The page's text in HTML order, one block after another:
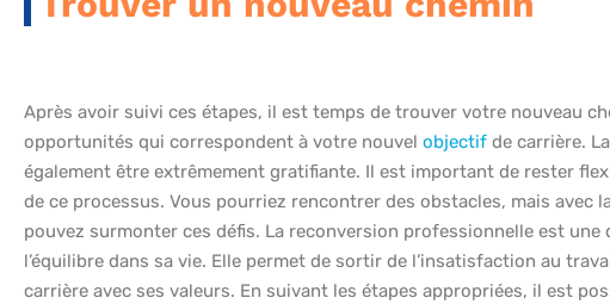
Après avoir suivi ces étapes, il est temps de trouver votre nouveau
opportunités qui correspondent à votre nouvel objectif de carrière.
également être extrêmement gratifiante. Il est important de rester
de ce processus. Vous pourriez rencontrer des obstacles, mais avec
pouvez surmonter ces défis. La reconversion professionnelle est
l’équilibre dans sa vie. Elle permet de sortir de l’insatisfaction au
carrière avec ses valeurs. En suivant les étapes appropriées, il est